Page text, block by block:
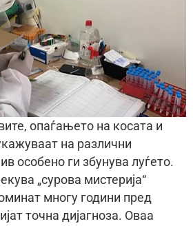
опаѓањето на косата и
на различни
особено ги збунува луѓето.
„сурова мистерија“
многу години пред
точна дијагноза. Оваа